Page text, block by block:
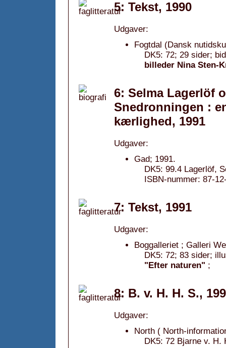
5: Tekst, 1990
Udgaver:
Fogtdal (Dansk
DK5: 72; 29 sider;
billeder Nina Sten-
6: Selma Lagerlöf
Snedronningen :
kærlighed, 1991
Udgaver:
Gad; 1991.
DK5: 99.4 Lagerlöf,
ISBN-nummer: 87-
7: Tekst, 1991
Udgaver:
Boggalleriet ; Galleri
DK5: 72; 83 sider;
"Efter naturen" ;
8: B. v. H. H. S.,
Udgaver:
North ( North-
DK5: 72 Bjarne v.